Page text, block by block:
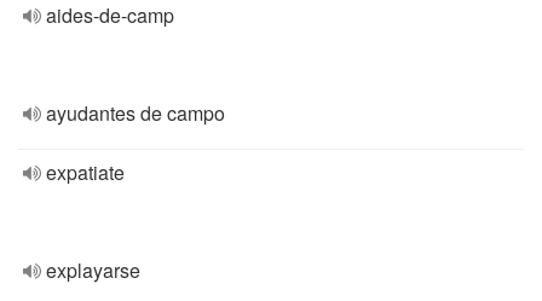
aides-de-camp
ayudantes de campo
expatiate
explayarse